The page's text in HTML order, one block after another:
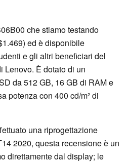
che stiamo testando
ed è disponibile
e gli altri beneficiari del
Lenovo. È dotato di un
da 512 GB, 16 GB di RAM e
potenza con 400 cd/m² di
una riprogettazione
2020, questa recensione è un
direttamente dal display; le